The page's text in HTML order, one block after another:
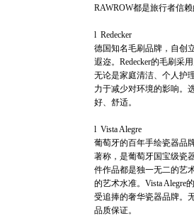
RAWROW都是旅行者信
l Redecker
德国知名毛刷品牌，自创
遐迩。Redecker的毛刷采
无论是家庭清洁、个人护
力于减少对环境的影响。
好、舒适。
l Vista Alegre
葡萄牙的百年手绘瓷器品
著称，是葡萄牙国宝级瓷
件作品都是独一无二的艺
的艺术水准。Vista Alegre
受追捧的奢华瓷器品牌。
品质保证。